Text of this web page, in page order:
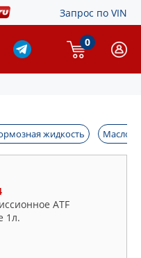
Запрос по VIN
0
жидкость Масло
ATF
1л.